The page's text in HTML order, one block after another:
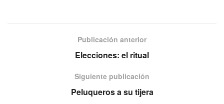
Publicación anterior
Elecciones: el ritual
Siguiente publicación
Peluqueros a su tijera